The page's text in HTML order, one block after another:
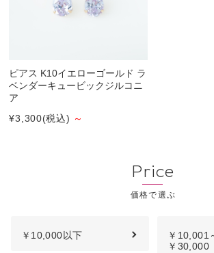
ピアス K10イエローゴールド ラ
ベンダーキュービックジルコニ
ア
¥3,300(税込) ～
Price
￥10,000以下
￥10,001
￥30,000